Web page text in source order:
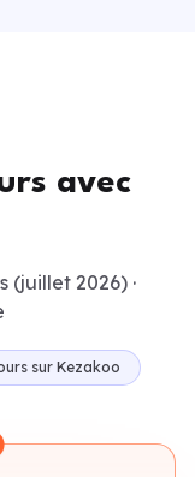
avec
(juillet 2026) ·
sur Kezakoo